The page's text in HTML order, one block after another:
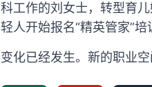
科工作的刘女士，转型育
轻人开始报名“精英管家”培
变化已经发生。新的职业空